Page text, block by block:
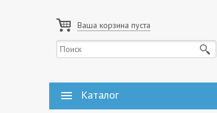
Ваша корзина пуста
Каталог